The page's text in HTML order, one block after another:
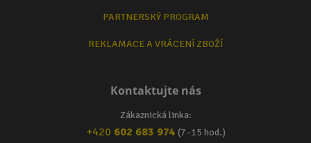
PARTNERSKÝ PROGRAM
REKLAMACE A VRÁCENÍ ZBOŽÍ
Kontaktujte nás
Zákaznická linka:
+420 602 683 974 (7–15 hod.)